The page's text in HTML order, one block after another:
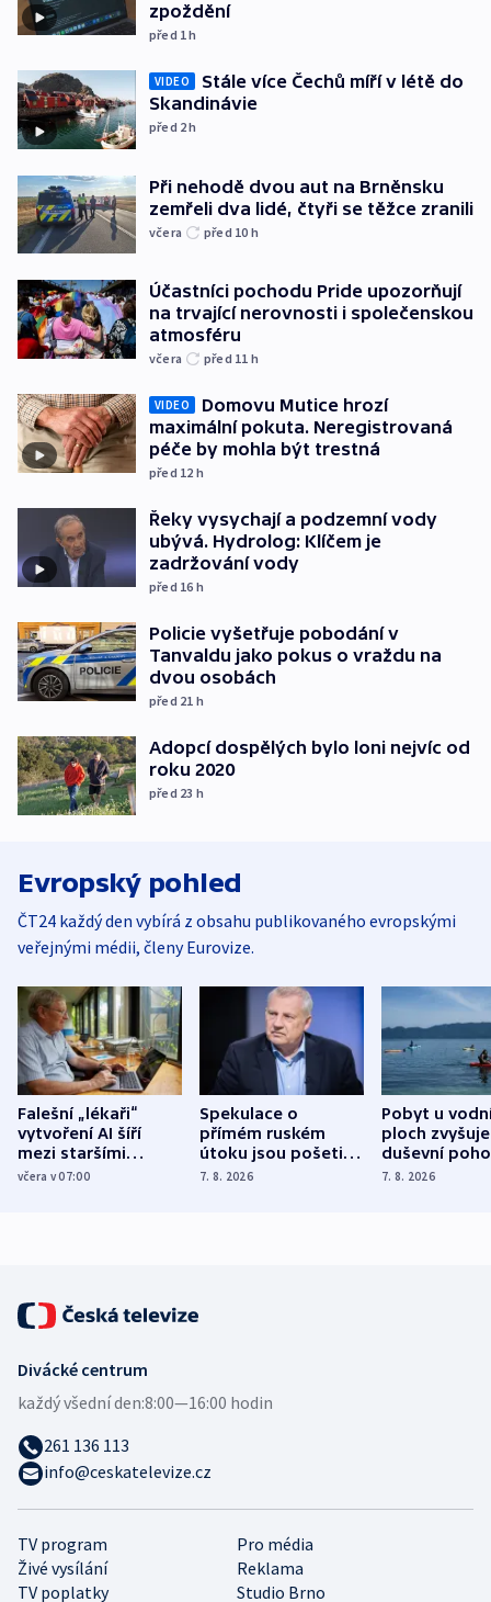
zpoždění
před 1h
VIDEO
Stále více Čechů míří v létě do
Skandinávie
před 2h
Při nehodě dvou aut na Brněnsku
zemřeli dva lidé, čtyři se těžce zranili
včera před 10 h
Účastníci pochodu Pride upozorňují
na trvající nerovnosti i společenskou
atmosféru
včera před 11 h
VIDEO
Domovu Mutice hrozí
maximální pokuta. Neregistrovaná
péče by mohla být trestná
před 12 h
Řeky vysychají a podzemní vody
ubývá. Hydrolog: Klíčem je
zadržování vody
před 16 h
Policie vyšetřuje pobodání v
Tanvaldu jako pokus o vraždu na
dvou osobách
před 21 h
Adopcí dospělých bylo loni nejvíc od
roku 2020
před 23 h
Evropský pohled
ČT24 každý den vybírá z obsahu publikovaného evropskými
veřejnými médii, členy Eurovize.
Falešní „lékaři“
vytvoření AI šíří
mezi staršími
Poláky nebezpečné
včera v 07:00
Spekulace o
přímém ruském
útoku jsou pošetilé,
míní estonský
7. 8. 2026
Pobyt u
ploch zvyšuje
duševní
ukázala
7. 8. 2026
TV program
Pro média
Živé vysílání
Reklama
TV poplatky
Studio Brno
Divácké centrum
každý všední den:8:00—16:00 hodin
261 136 113
info@ceskatelevize.cz